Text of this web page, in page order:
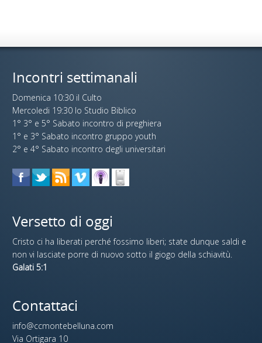
Incontri settimanali
Domenica 10:30 il Culto
Mercoledi 19:30 lo Studio Biblico
1° 3° e 5° Sabato incontro di preghiera
1° e 3° Sabato incontro gruppo youth
2° e 4° Sabato incontro degli universitari
Versetto di oggi
Cristo ci ha liberati perché fossimo liberi; state dunque saldi e
non vi lasciate porre di nuovo sotto il giogo della schiavitù.
Galati 5:1
Contattaci
info@ccmontebelluna.com
Via Ortigara 10